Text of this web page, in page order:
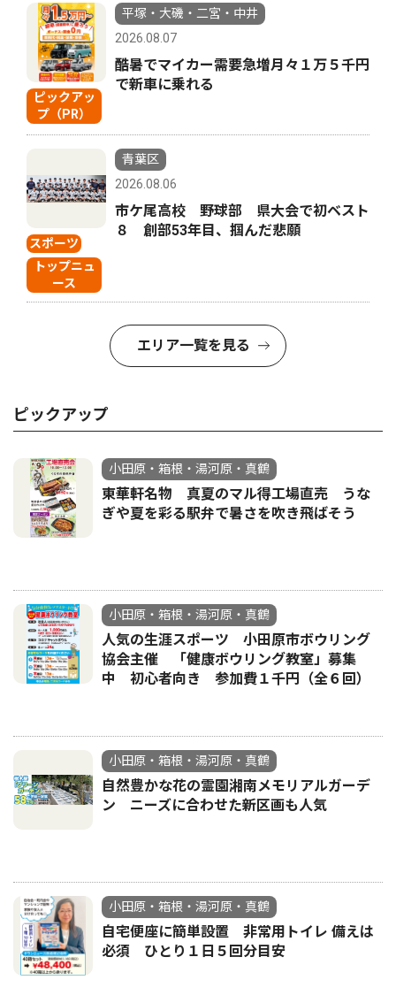
ピックアッ
プ（PR）
平塚・大磯・二宮・中井
2026.08.07
酷暑でマイカー需要急増月々１万５千円
で新車に乗れる
スポーツ
トップニュ
ース
青葉区
2026.08.06
市ケ尾高校 野球部 県大会で初ベスト
８ 創部53年目、掴んだ悲願
エリア一覧を見る
ピックアップ
小田原・箱根・湯河原・真鶴
東華軒名物 真夏のマル得工場直売 うな
ぎや夏を彩る駅弁で暑さを吹き飛ばそう
小田原・箱根・湯河原・真鶴
人気の生涯スポーツ 小田原市ボウリング
協会主催 「健康ボウリング教室」募集
中 初心者向き 参加費１千円（全６回）
小田原・箱根・湯河原・真鶴
自然豊かな花の霊園湘南メモリアルガーデ
ン ニーズに合わせた新区画も人気
小田原・箱根・湯河原・真鶴
自宅便座に簡単設置 非常用トイレ 備えは
必須 ひとり１日５回分目安